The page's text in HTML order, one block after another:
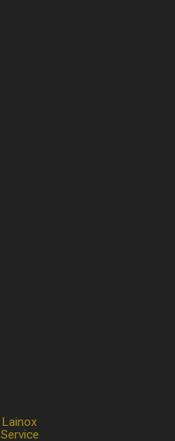
Lainox
Service